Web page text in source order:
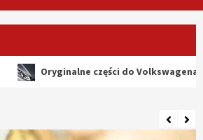
Oryginalne części do Volkswagena –